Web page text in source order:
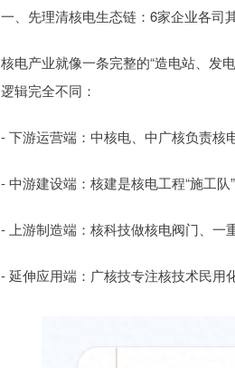
一、先理清核电生态链：6家企业各司
核电产业就像一条完整的“造电站、发
逻辑完全不同：
- 下游运营端：中核电、中广核负责核
- 中游建设端：核建是核电工程“施工
- 上游制造端：核科技做核电阀门、一
- 延伸应用端：广核技专注核技术民用